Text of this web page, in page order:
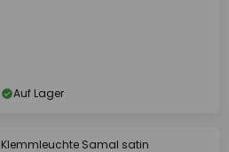
Auf Lager
Klemmleuchte Samal satin